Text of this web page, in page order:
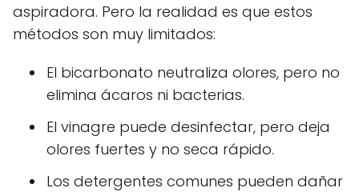
aspiradora. Pero la realidad es que estos
métodos son muy limitados:
El bicarbonato neutraliza olores, pero no
elimina ácaros ni bacterias.
El vinagre puede desinfectar, pero deja
olores fuertes y no seca rápido.
Los detergentes comunes pueden dañar